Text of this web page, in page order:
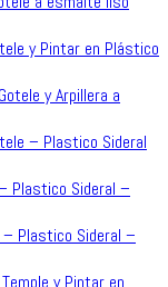
y Pintar en Plástico
y Arpillera a
– Plastico Sideral
Plastico Sideral –
Plastico Sideral –
y Pintar en